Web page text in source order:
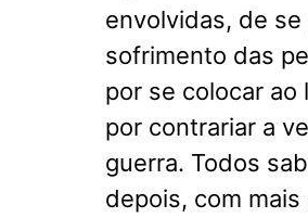
envolvidas, de
sofrimento das
por se colocar ao
por contrariar a
guerra. Todos
depois, com